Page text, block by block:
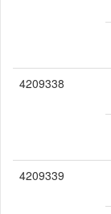
4209338
4209339